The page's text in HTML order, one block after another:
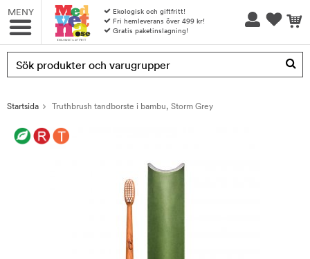
MENY
Ekologisk och giftfritt!
Fri hemleverans över 499 kr!
Gratis paketinslagning!
Produkten har blivit tillagd i varukorgen
Startsida Truthbrush tandborste i bambu, Storm Grey